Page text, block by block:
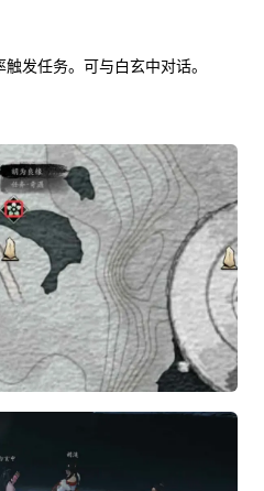
发任务。可与白玄中对话。